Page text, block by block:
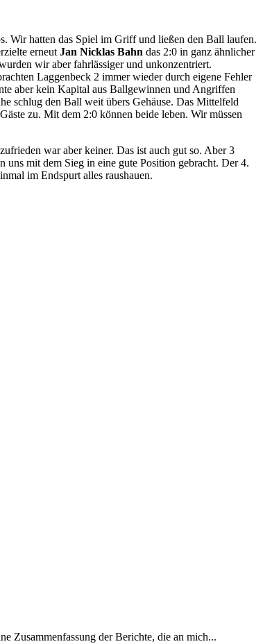
Wir hatten das Spiel im Griff und ließen den Ball laufen.
erneut Jan Nicklas Bahn das 2:0 in ganz ähnlicher
wir aber fahrlässiger und unkonzentriert.
Laggenbeck 2 immer wieder durch eigene Fehler
aber kein Kapital aus Ballgewinnen und Angriffen
schlug den Ball weit übers Gehäuse. Das Mittelfeld
zu. Mit dem 2:0 können beide leben. Wir müssen
war aber keiner. Das ist auch gut so. Aber 3
uns mit dem Sieg in eine gute Position gebracht. Der 4.
im Endspurt alles raushauen.
Zusammenfassung der Berichte, die an mich...